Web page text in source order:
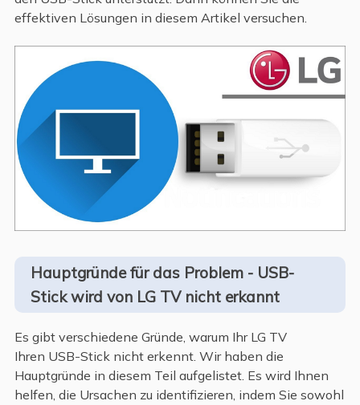
effektiven Lösungen in diesem Artikel versuchen.
Hauptgründe für das Problem - USB-
Stick wird von LG TV nicht erkannt
Es gibt verschiedene Gründe, warum Ihr LG TV
Ihren USB-Stick nicht erkennt. Wir haben die
Hauptgründe in diesem Teil aufgelistet. Es wird Ihnen
helfen, die Ursachen zu identifizieren, indem Sie sowohl